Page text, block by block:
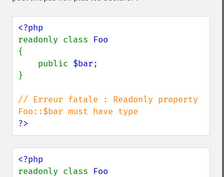
readonly class
{
    public
$bar;
}
// Erreur fatale : Readonly property
?>
readonly class